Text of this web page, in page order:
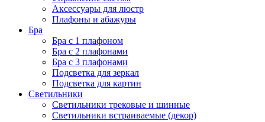
Аксессуары для люстр
Плафоны и абажуры
Бра
Бра с 1 плафоном
Бра с 2 плафонами
Бра с 3 плафонами
Подсветка для зеркал
Подсветка для картин
Светильники
Светильники трековые и шинные
Светильники встраиваемые (декор)